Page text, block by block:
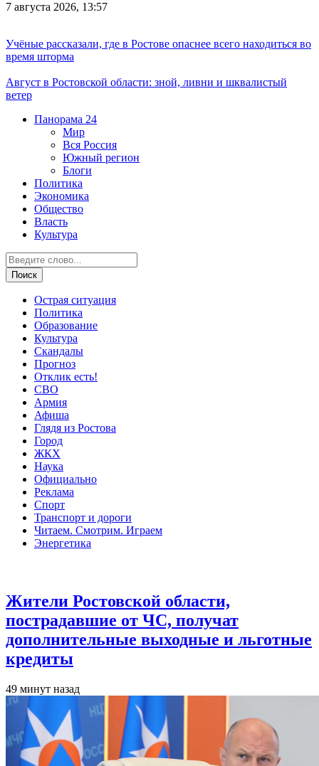
7 августа 2026, 13:57
Учёные рассказали, где в Ростове опаснее всего находиться во
время шторма
Август в Ростовской области: зной, ливни и шквалистый
ветер
Панорама 24
Мир
Вся Россия
Южный регион
Блоги
Политика
Экономика
Общество
Власть
Культура
Острая ситуация
Политика
Образование
Культура
Скандалы
Прогноз
Отклик есть!
СВО
Армия
Афиша
Глядя из Ростова
Город
ЖКХ
Наука
Официально
Реклама
Спорт
Транспорт и дороги
Читаем. Смотрим. Играем
Энергетика
Жители Ростовской области,
пострадавшие от ЧС, получат
дополнительные выходные и льготные
кредиты
49 минут назад